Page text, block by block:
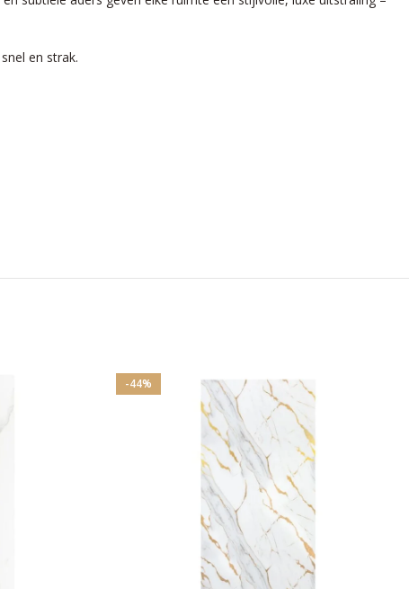
en strak.
-44%